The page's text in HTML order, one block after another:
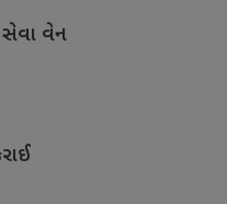
સેવા વેન